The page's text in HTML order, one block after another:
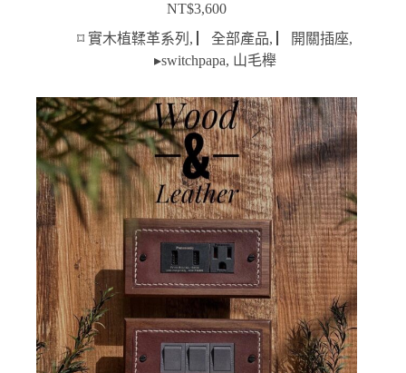
NT$3,600
⌑ 實木植鞣革系列 , ▏全部產品, ▏開關插座,
▸switchpapa, 山毛櫸